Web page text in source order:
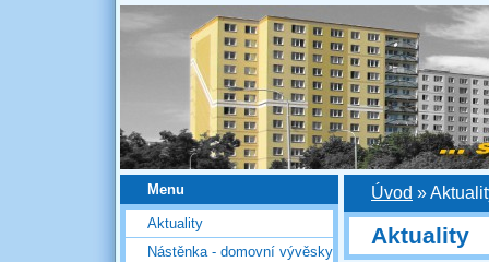
Menu
Aktuality
Nástěnka - domovní vývěsky
Úvod »
Aktuality